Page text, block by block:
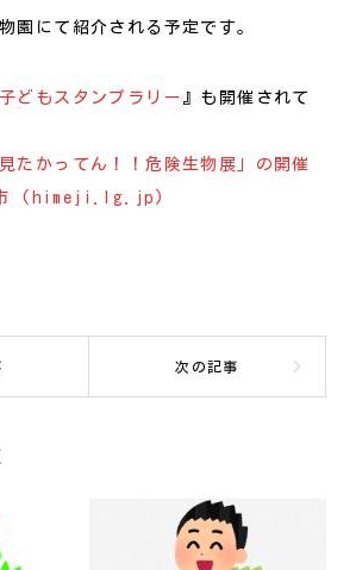
園にて紹介される予定です。
どもスタンプラリー 』も開催されて
たかってん！！危険生物展」の開催
市 (himeji.lg.jp)